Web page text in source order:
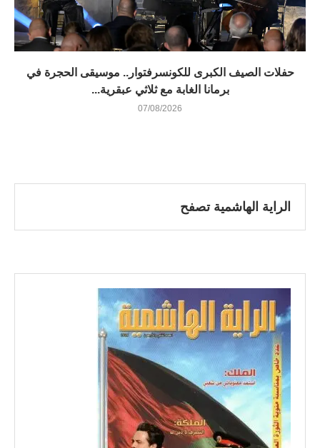
​حفلات الصيف الكبرى للكونسرفتوار.. موسيقى الحجرة في
برمانا الغابة مع ثلاثي عبقرية...
07/08/2026
الراية الهاشمية تصفح